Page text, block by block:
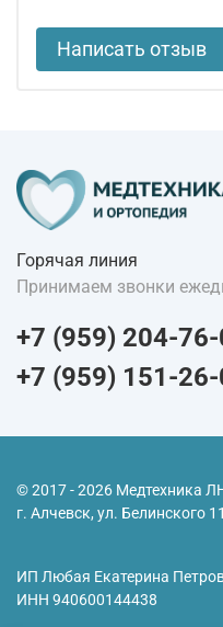
Написать отзыв
Горячая линия
Принимаем звонки
+7 (959) 204-
+7 (959) 151-
© 2017 - 2026 Медтехника
г. Алчевск, ул. Белинского
ИП Любая Екатерина
ИНН 940600144438